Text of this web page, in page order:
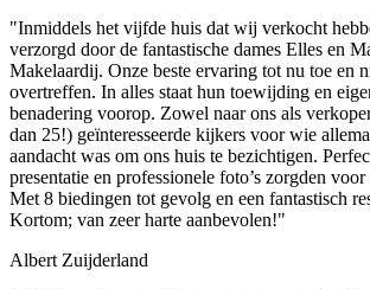
"Inmiddels het vijfde huis dat wij verkocht
verzorgd door de fantastische dames Elles en
Makelaardij. Onze beste ervaring tot nu toe en
overtreffen. In alles staat hun toewijding en
benadering voorop. Zowel naar ons als
dan 25!) geïnteresseerde kijkers voor wie
aandacht was om ons huis te bezichtigen.
presentatie en professionele foto’s zorgden
Met 8 biedingen tot gevolg en een fantastisch
Kortom; van zeer harte aanbevolen!"
Albert Zuijderland